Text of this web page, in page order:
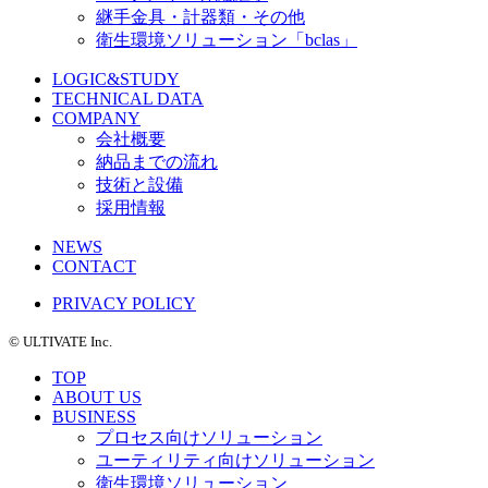
継手金具・計器類・その他
衛生環境ソリューション「bclas」
LOGIC&STUDY
TECHNICAL DATA
COMPANY
会社概要
納品までの流れ
技術と設備
採用情報
NEWS
CONTACT
PRIVACY POLICY
©️ ULTIVATE Inc.
TOP
ABOUT US
BUSINESS
プロセス向けソリューション
ユーティリティ向けソリューション
衛生環境ソリューション